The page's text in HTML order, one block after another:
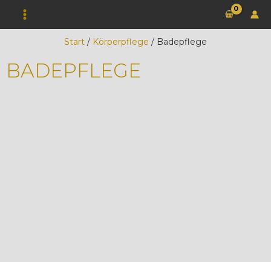
Inhalt
Start / Körperpflege / Badepflege
BADEPFLEGE